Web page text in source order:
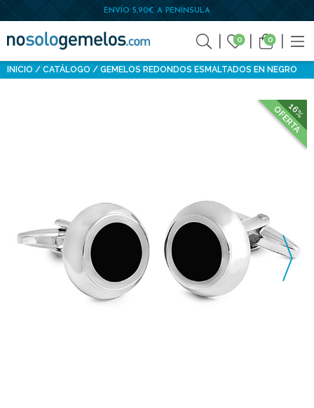
ENVÍO 5,90€ A PENÍNSULA
0 0
INICIO CATÁLOGO GEMELOS REDONDOS ESMALTADOS EN NEGRO
16%
OFERTA